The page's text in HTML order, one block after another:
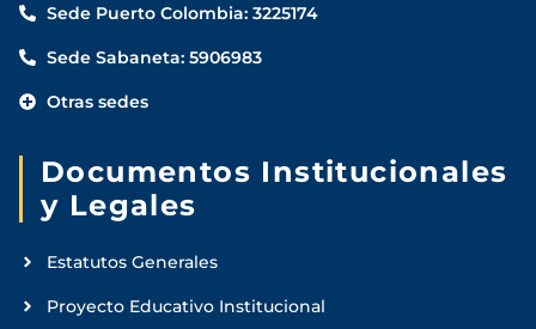
Sede Puerto Colombia: 3225174
Sede Sabaneta: 5906983
Otras sedes
Documentos Institucionales
y Legales
Estatutos Generales
Proyecto Educativo Institucional